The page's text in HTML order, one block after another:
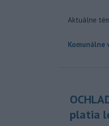
Aktuálne
Komunálne
platia